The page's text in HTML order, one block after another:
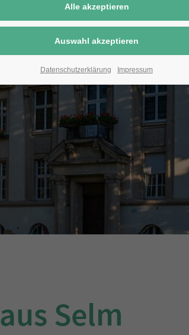
aus Selm
Datenschutzerklärung Impressum